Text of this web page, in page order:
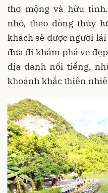
thơ mộng và hữu
nhỏ, theo dòng thủy
khách sẽ được người
đưa đi khám phá vẻ
địa danh nổi tiếng,
khoảnh khắc thiên